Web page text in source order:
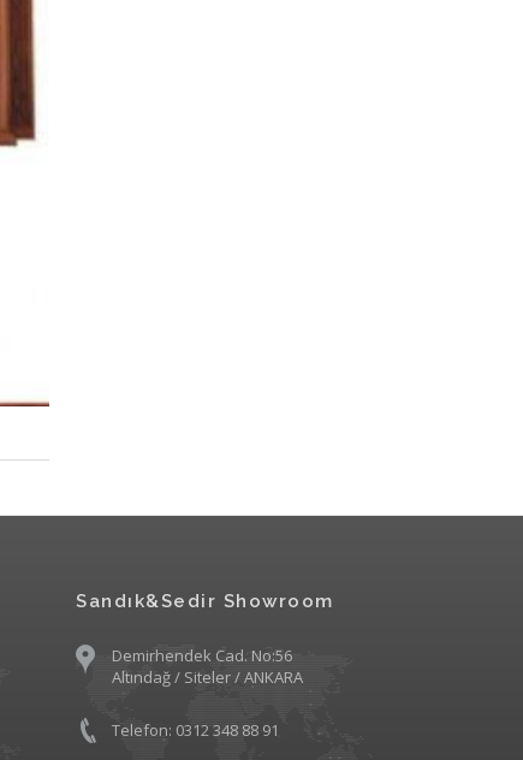
Sandık&Sedir Showroom
Demirhendek Cad. No:56
Altındağ / Siteler / ANKARA
Telefon: 0312 348 88 91